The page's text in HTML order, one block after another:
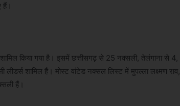
किया गया है। इसमें छत्तीसगढ़ से 25 नक्सली, तेलंगाना से 4,
शामिल हैं। मोस्ट वांटेड नक्सल लिस्ट में मुपल्ला लक्ष्मण राव,
हैं।